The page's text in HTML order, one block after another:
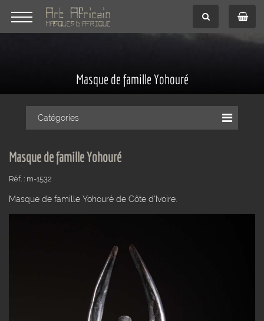
Masque de famille Yohouré
Catégories
Masque de famille Yohouré
Réf. : m-1532
Masque de famille Yohouré de Côte d'Ivoire.